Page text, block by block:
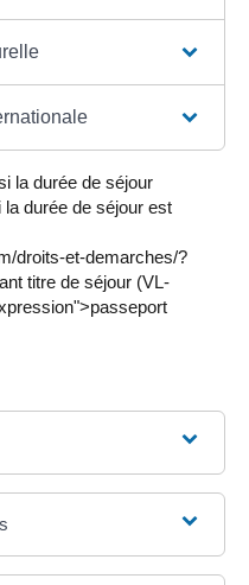
la durée de séjour
durée de séjour est
droits-et-demarches/?
titre de séjour (VL-